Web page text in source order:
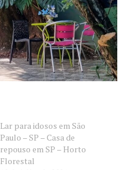
Lar para idosos em São
Paulo – SP – Casa de
repouso em SP – Horto
Florestal